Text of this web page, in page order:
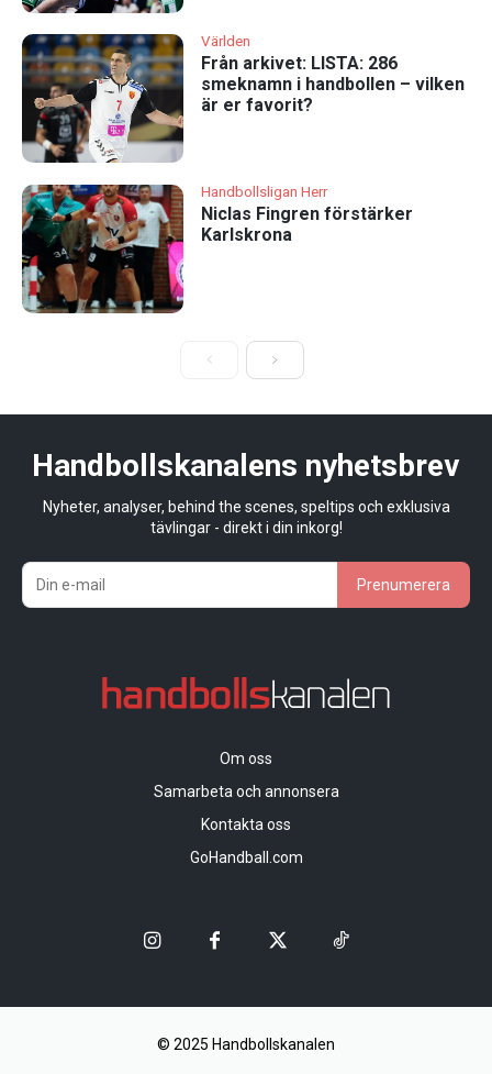
Världen
Från arkivet: LISTA: 286
smeknamn i handbollen – vilken
är er favorit?
Handbollsligan Herr
Niclas Fingren förstärker
Karlskrona
Handbollskanalens nyhetsbrev
Nyheter, analyser, behind the scenes, speltips och exklusiva
tävlingar - direkt i din inkorg!
Prenumerera
Om oss
Samarbeta och annonsera
Kontakta oss
GoHandball.com
© 2025 Handbollskanalen